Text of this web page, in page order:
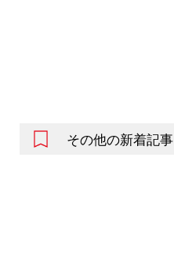
その他の新着記事